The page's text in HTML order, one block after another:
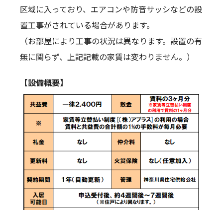
区域に入っており、エアコンや防音サッシなどの設
置工事がされている場合があります。
（お部屋により工事の状況は異なります。設置の有
無に関らず、上記記載の家賃は変わりません。）
【設備概要】